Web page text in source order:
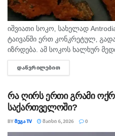
იშვიათი სოკო, სახელად
ტაივანში ერთ კონკრეტულ,
იზრდება. ამ სოკოს ხალხურ
და კვლევებით დადგინდა, რომ
უნარიც აქვს....
ᲓᲐᲬᲕᲠᲘᲚᲔᲑᲘᲗ
რა ღირს ერთი გრამი
საქართველოში?
BYᲛᲔᲒᲐ TV ᲛᲐᲘᲡᲘ 6, 2026 0